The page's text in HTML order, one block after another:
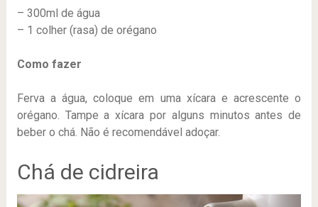
– 300ml de água
– 1 colher (rasa) de orégano
Como fazer
Ferva a água, coloque em uma xícara e acrescente o
orégano. Tampe a xícara por alguns minutos antes de
beber o chá. Não é recomendável adoçar.
Chá de cidreira